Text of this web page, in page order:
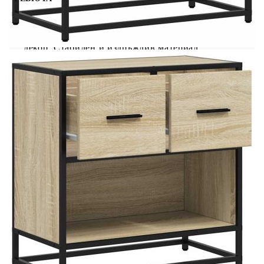
Това нощно шкафче с елегантен дизайн е
непреходно допълнение към вашия интериорен
декор. Стабилен и издръжлив материал:
Инженерната дървесина е издръжлив и
стабилен материал с гладка повърхност, която е
устойчива на влага, изкривяване и разцепване,
което я прави надежден избор за различни
проекти.Стабилна и дълготрайна рамка:
Металният материал е здрав, стабилен и
издръжлив, което го прави идеален избор за
широк спектър от приложения - от
производството на мебели до
строителството.Голямо пространство за
съхранение: Нощното шкафче осигурява
достатъчно място за съхранение на списания,
книги, чаши и други неща, които са необходими
за спане, като ги държи подредени и на една
ръка разстояние.Здрава горна част: Стабилният
плот на нощното шкафче е идеален за поставяне
на настолни лампи, будилници, книги, рамки за
снимки, малки саксийни растения, декорации
или други неща от първа необходимост.Лесна
поддръжка: Благодарение на гладката си